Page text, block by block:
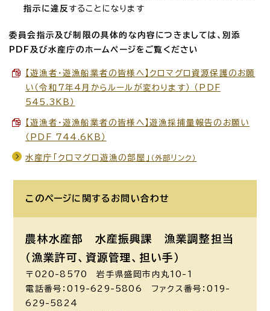
指示に違反 することになります
委員会指示及び制限の具体的な内容につきましては、別添
PDF及び水産庁のホームページをご覧ください
【遊漁者・遊漁船業者の皆様へ】クロマグロ資源保護のお願
い（令和7年4月からルールが変わります） （PDF
545.3KB）
【遊漁者・遊漁船業者の皆様へ】遊漁採捕量報告のお願い
（PDF 744.6KB）
水産庁「クロマグロ遊漁の部屋」 （外部リンク）
このページに関する お問い合わせ
農林水産部 水産振興課
漁業調整担当
（漁業許可、資源管理、担い手）
〒020-8570 岩手県盛岡市内丸10-1
電話番号：019-629-5806 ファクス番号：019-
629-5824